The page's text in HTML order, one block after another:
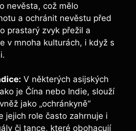
nevěsta, což mělo
a ochránit nevěstu před
prastarý zvyk přežil a
v mnoha kulturách, i​ když​ s
V některých asijských
je Čína⁣ nebo Indie, slouží
jako „ochránkyně“
jejich role‌ často⁤ zahrnuje i
či⁣ tance, které obohacují